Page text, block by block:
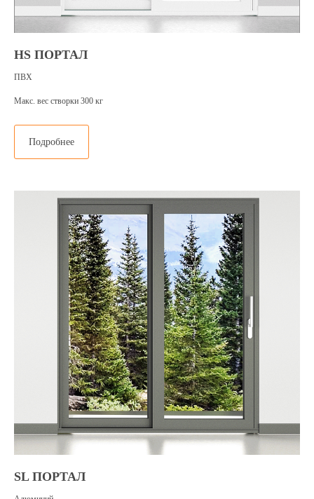
HS ПОРТАЛ
ПВХ
Макс. вес створки 300 кг
Подробнее
SL ПОРТАЛ